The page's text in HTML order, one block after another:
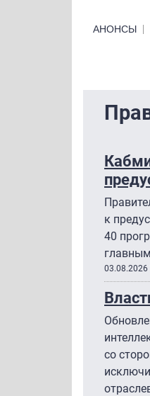
Primary links
АНОНСЫ
к
40
03.08.2026
со